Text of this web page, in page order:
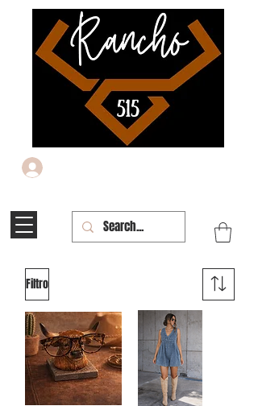
Filtro